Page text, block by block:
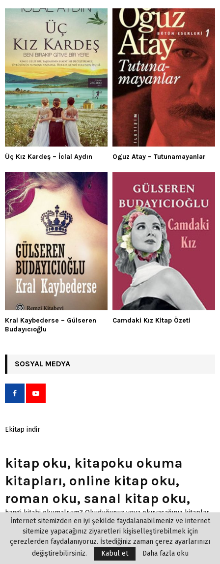
Üç Kız Kardeş – İclal Aydın Oguz Atay – Tutunamayanlar
Kral Kaybederse – Gülseren
Budayıcıoğlu
Camdaki Kız Kitap Özeti
SOSYAL MEDYA
Ekitap indir
kitap oku, kitapoku okuma
kitapları, online kitap oku,
roman oku, sanal kitap oku,
hangi kitabi okumalıyım? Okuduğunuz veya okuyacağınız kitaplar
hakkında yorum, öneri veya fikirlerinizi yazabilir veya içeriğe puan
verebilirsiniz. Kitaplarla ilgili tartışmalara katılarak
arkadaşlarınıza önerebilirsiniz.Kitap eklemekve paylaşmak için
kitap ekle linkini kullanabilirsiniz.
İnternet sitemizden en iyi şekilde faydalanabilmeniz ve internet
sitemize yapacağınız ziyaretleri kişiselleştirebilmek için
çerezlerden faydalanıyoruz. İstediğiniz zaman çerez ayarlarınızı
değiştirebilirsiniz.
Kabul et Daha fazla oku